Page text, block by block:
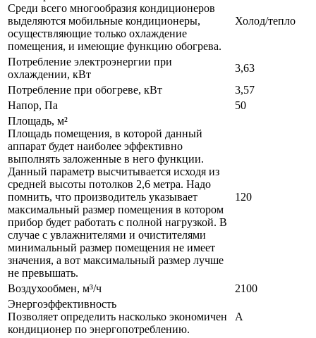
Среди всего многообразия кондиционеров
выделяются мобильные кондиционеры,
осуществляющие только охлаждение
помещения, и имеющие функцию обогрева.
Холод/тепло
Потребление электроэнергии при
охлаждении, кВт
3,63
Потребление при обогреве, кВт
3,57
Напор, Па
50
Площадь, м²
Площадь помещения, в которой данный
аппарат будет наиболее эффективно
выполнять заложенные в него функции.
Данный параметр высчитывается исходя из
средней высоты потолков 2,6 метра. Надо
помнить, что производитель указывает
максимальный размер помещения в котором
прибор будет работать с полной нагрузкой. В
случае с увлажнителями и очистителями
минимальный размер помещения не имеет
значения, а вот максимальный размер лучше
не превышать.
120
Воздухообмен, м³/ч
2100
Энергоэффективность
Позволяет определить насколько экономичен
кондиционер по энергопотреблению.
A